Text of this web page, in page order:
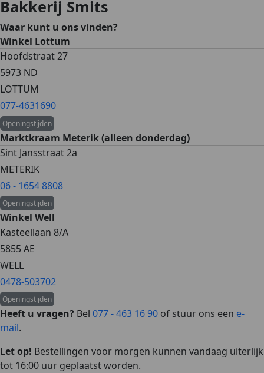
Bakkerij Smits
Waar kunt u ons vinden?
Winkel Lottum
Hoofdstraat 27
5973 ND
LOTTUM
077-4631690
Openingstijden
Marktkraam Meterik (alleen donderdag)
Sint Jansstraat 2a
METERIK
06 - 1654 8808
Openingstijden
Winkel Well
Kasteellaan 8/A
5855 AE
WELL
0478-503702
Openingstijden
Heeft u vragen? Bel 077 - 463 16 90 of stuur ons een e-
mail.
Let op! Bestellingen voor morgen kunnen vandaag uiterlijk
tot 16:00 uur geplaatst worden.